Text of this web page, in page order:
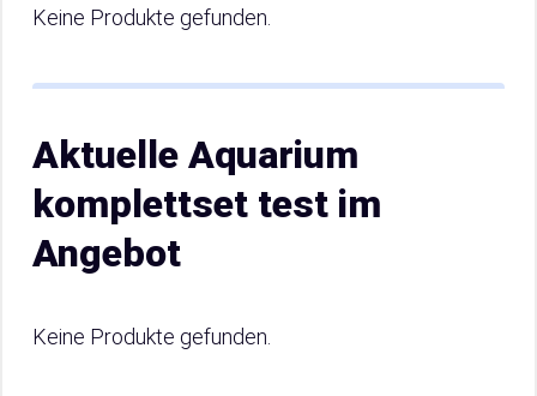
Keine Produkte gefunden.
Aktuelle Aquarium
komplettset test im
Angebot
Keine Produkte gefunden.